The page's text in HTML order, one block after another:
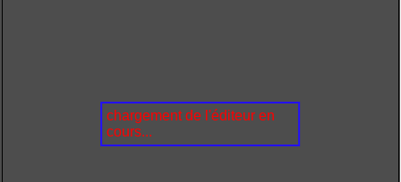
chargement de l'éditeur en
cours...